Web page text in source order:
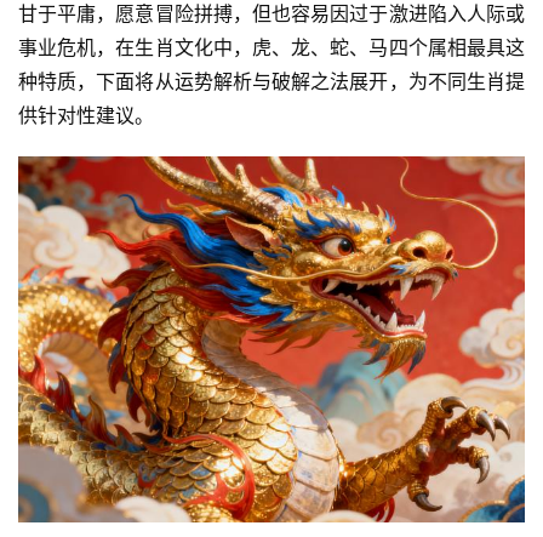
甘于平庸，愿意冒险拼搏，但也容易因过于激进陷入人际或
事业危机，在生肖文化中，虎、龙、蛇、马四个属相最具这
种特质，下面将从运势解析与破解之法展开，为不同生肖提
供针对性建议。